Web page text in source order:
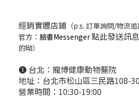
經銷實體店鋪 （p.s. 訂單詢問/物流
官方： 臉書Messenger點此發送訊息
的呦）
❶ 台北： 寵博健康動物醫院
地址：台北市松山區三民路108-
營業時間：10:30-19:00